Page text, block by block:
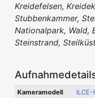
Kreidefelsen,
Stubbenkammer,
Nationalpark, Wald,
Steinstrand,
Kameramodell